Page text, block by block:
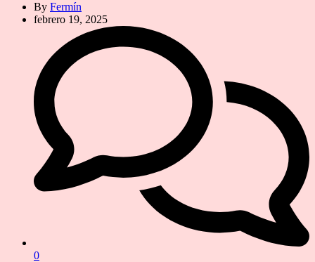
By Fermín
febrero 19, 2025
0